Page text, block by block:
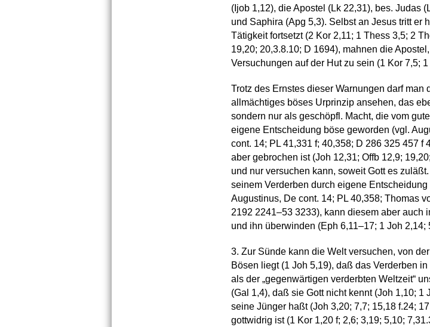
(Ijob 1,12), die Apostel (Lk 22,31), bes. Judas
und Saphira (Apg 5,3). Selbst an Jesus tritt er
Tätigkeit fortsetzt (2 Kor 2,11; 1 Thess 3,5; 2
19,20; 20,3.8.10; D 1694), mahnen die
Versuchungen auf der Hut zu sein (1 Kor 7,5; 1
Trotz des Ernstes dieser Warnungen darf man
allmächtiges böses Urprinzip ansehen, das
sondern nur als geschöpfl. Macht, die vom
eigene Entscheidung böse geworden (vgl.
cont. 14; PL 41,331 f; 40,358; D 286 325 457 f
aber gebrochen ist (Joh 12,31; Offb 12,9;
und nur versuchen kann, soweit Gott es
seinem Verderben durch eigene
Augustinus, De cont. 14; PL 40,358; Thomas
2192 2241–53 3233), kann diesem aber auch
und ihn überwinden (Eph 6,11–17; 1 Joh 2,14;
3. Zur Sünde kann die Welt versuchen, von
Bösen liegt (1 Joh 5,19), daß das Verderben
als der „gegenwärtigen verderbten Weltzeit“
(Gal 1,4), daß sie Gott nicht kennt (Joh 1,10; 1
seine Jünger haßt (Joh 3,20; 7,7; 15,18 f.24;
gottwidrig ist (1 Kor 1,20 f; 2,6; 3,19; 5,10;